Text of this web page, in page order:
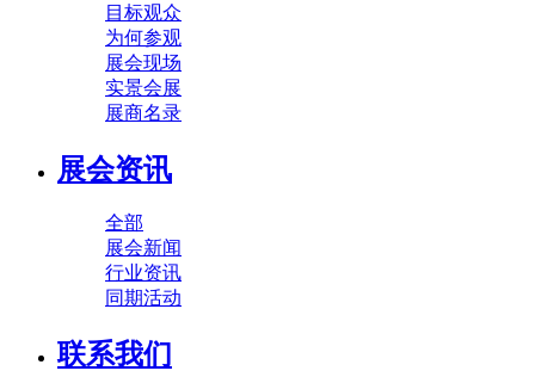
目标观众
为何参观
展会现场
实景会展
展商名录
展会资讯
全部
展会新闻
行业资讯
同期活动
联系我们